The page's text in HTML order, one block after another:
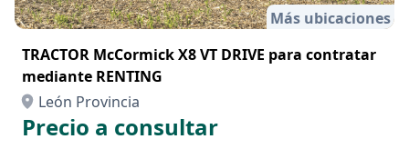
Más ubicaciones
TRACTOR McCormick X8 VT DRIVE para contratar
mediante RENTING
León Provincia
Precio a consultar